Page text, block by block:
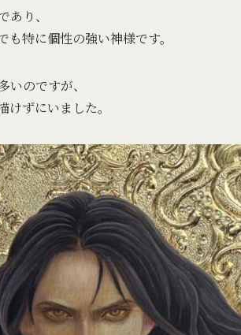
り、
特に個性の強い神様です。
のですが、
ずにいました。